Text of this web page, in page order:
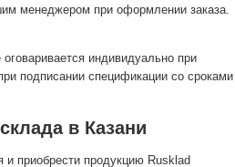
менеджером при оформлении заказа.
индивидуально при
подписании спецификации со сроками
в Казани
и приобрести продукцию Rusklad